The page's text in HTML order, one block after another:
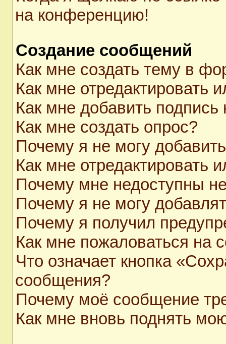
на конференцию!
Создание сообщений
Как мне создать тему в
Как мне отредактировать
Как мне добавить
Как мне создать опрос?
Почему я не могу
Как мне отредактировать
Почему мне недоступны
Почему я не могу
Почему я получил
Как мне пожаловаться на
Что означает кнопка
сообщения?
Почему моё сообщение
Как мне вновь поднять